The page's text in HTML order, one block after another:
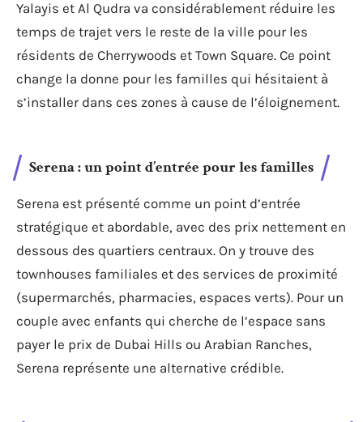
Yalayis et Al Qudra va considérablement réduire les
temps de trajet vers le reste de la ville pour les
résidents de Cherrywoods et Town Square. Ce point
change la donne pour les familles qui hésitaient à
s’installer dans ces zones à cause de l’éloignement.
Serena : un point d’entrée pour les familles
Serena est présenté comme un point d’entrée
stratégique et abordable, avec des prix nettement en
dessous des quartiers centraux. On y trouve des
townhouses familiales et des services de proximité
(supermarchés, pharmacies, espaces verts). Pour un
couple avec enfants qui cherche de l’espace sans
payer le prix de Dubai Hills ou Arabian Ranches,
Serena représente une alternative crédible.